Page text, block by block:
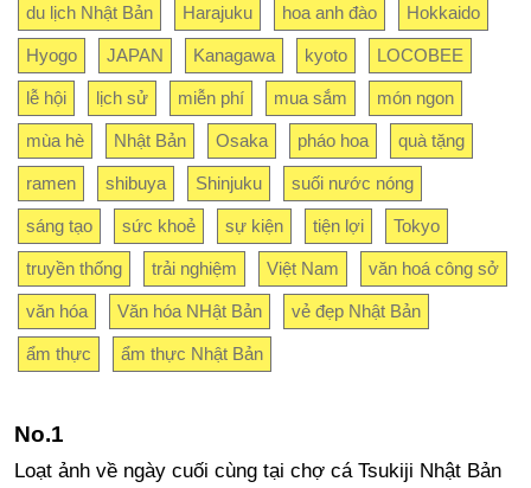
du lịch Nhật Bản Harajuku hoa anh đào Hokkaido
Hyogo JAPAN Kanagawa kyoto LOCOBEE
lễ hội lịch sử miễn phí mua sắm món ngon
mùa hè Nhật Bản Osaka pháo hoa quà tặng
ramen shibuya Shinjuku suối nước nóng
sáng tạo sức khoẻ sự kiện tiện lợi Tokyo
truyền thống trải nghiệm Việt Nam văn hoá công sở
văn hóa Văn hóa NHật Bản vẻ đẹp Nhật Bản
ẩm thực ẩm thực Nhật Bản
Loạt ảnh về ngày cuối cùng tại chợ cá Tsukiji Nhật Bản